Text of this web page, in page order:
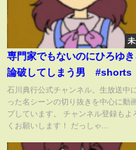
専門家でもないのにひろゆ
論破してしまう男 #shorts
石川典行公式チャンネル。生放送中
った名シーンの切り抜きを中心に動
プしています。 チャンネル登録もよ
くお願いします！ だっしゃ...